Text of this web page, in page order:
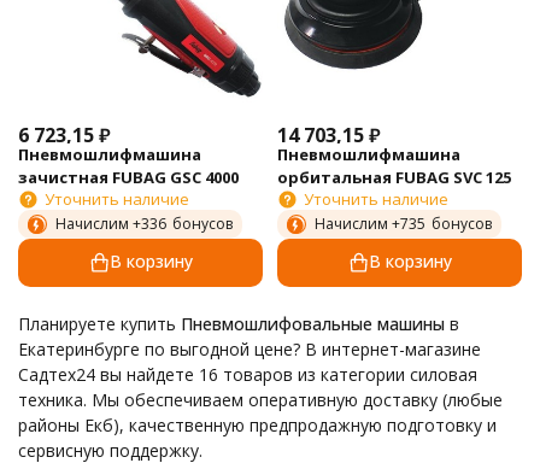
6 723,15₽
Пневмошлифмашина
зачистная FUBAG GSC 4000
Уточнить наличие
Начислим +336 бонусов
В корзину
14 703,15₽
Пневмошлифмашина
орбитальная FUBAG SVC 125
Уточнить наличие
Начислим +735 бонусов
В корзину
Планируете купить Пневмошлифовальные машины в
Екатеринбурге по выгодной цене? В интернет-магазине
Садтех24 вы найдете 16 товаров из категории силовая
техника. Мы обеспечиваем оперативную доставку (любые
районы Екб), качественную предпродажную подготовку и
сервисную поддержку.